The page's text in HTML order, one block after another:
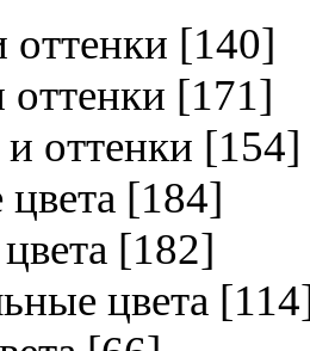
оттенки [140]
[171]
оттенки [154]
цвета [184]
[182]
цвета